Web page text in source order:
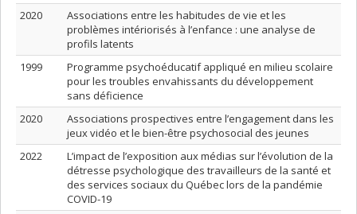
2020
Associations entre les habitudes de vie et les
problèmes intériorisés à l’enfance : une analyse de
profils latents
1999
Programme psychoéducatif appliqué en milieu scolaire
pour les troubles envahissants du développement
sans déficience
2020
Associations prospectives entre l’engagement dans les
jeux vidéo et le bien-être psychosocial des jeunes
2022
L’impact de l’exposition aux médias sur l’évolution de la
détresse psychologique des travailleurs de la santé et
des services sociaux du Québec lors de la pandémie
COVID-19